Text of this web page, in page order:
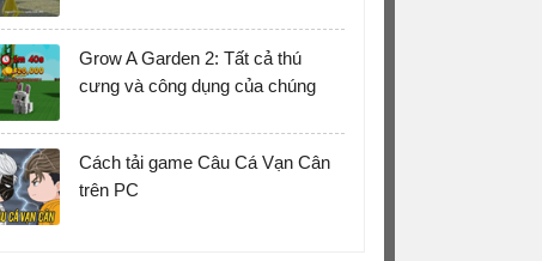
Grow A Garden 2: Tất cả thú
cưng và công dụng của chúng
Cách tải game Câu Cá Vạn Cân
trên PC